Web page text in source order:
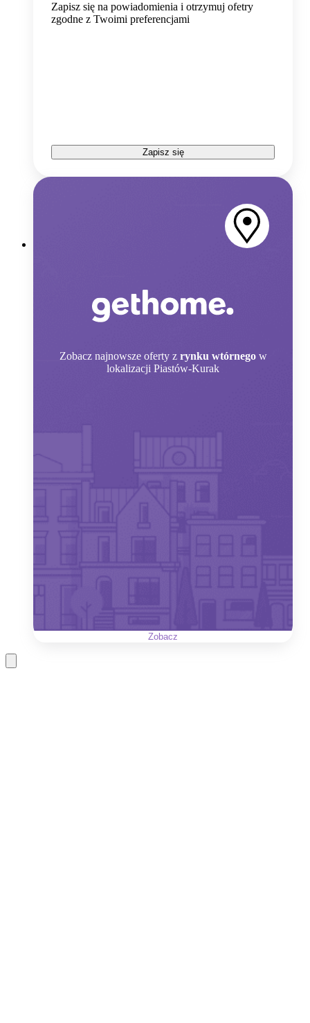
Zapisz się na powiadomienia i otrzymuj ofetry
zgodne z Twoimi preferencjami
Zapisz się
Zobacz najnowsze oferty z rynku wtórnego w
lokalizacji Piastów-Kurak
Zobacz